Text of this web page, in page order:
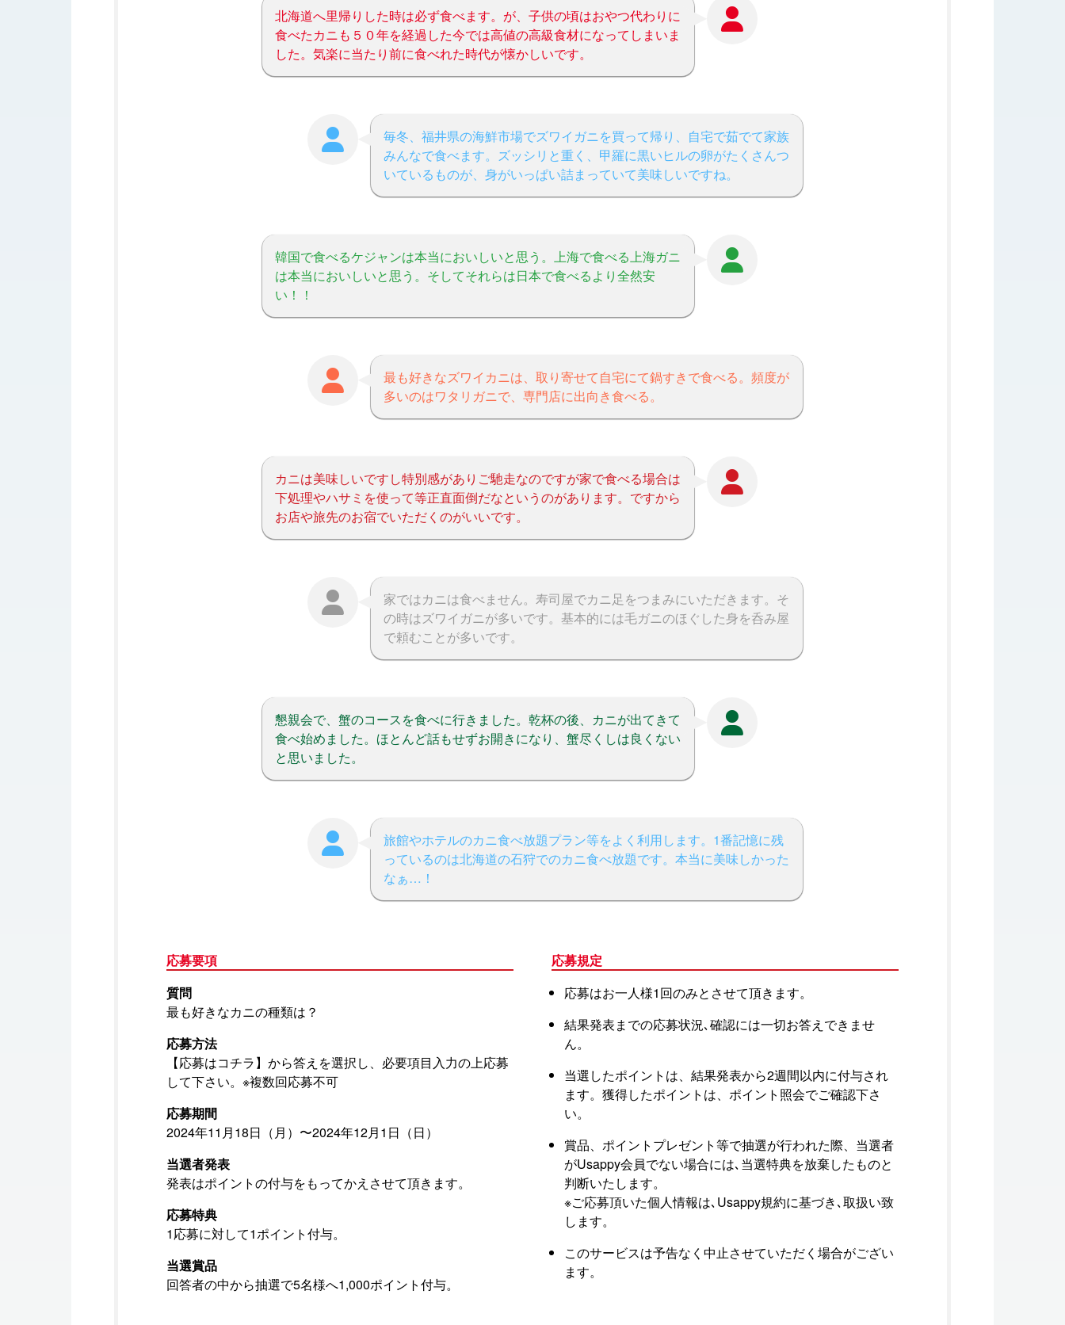
北海道へ里帰りした時は必ず食べます。が、子供の頃はおやつ代わりに
食べたカニも５０年を経過した今では高値の高級食材になってしまいま
した。気楽に当たり前に食べれた時代が懐かしいです。
毎冬、福井県の海鮮市場でズワイガニを買って帰り、自宅で茹でて家族
みんなで食べます。ズッシリと重く、甲羅に黒いヒルの卵がたくさんつ
いているものが、身がいっぱい詰まっていて美味しいですね。
韓国で食べるケジャンは本当においしいと思う。上海で食べる上海ガニ
は本当においしいと思う。そしてそれらは日本で食べるより全然安
い！！
最も好きなズワイカニは、取り寄せて自宅にて鍋すきで食べる。頻度が
多いのはワタリガニで、専門店に出向き食べる。
カニは美味しいですし特別感がありご馳走なのですが家で食べる場合は
下処理やハサミを使って等正直面倒だなというのがあります。ですから
お店や旅先のお宿でいただくのがいいです。
家ではカニは食べません。寿司屋でカニ足をつまみにいただきます。そ
の時はズワイガニが多いです。基本的には毛ガニのほぐした身を呑み屋
で頼むことが多いです。
懇親会で、蟹のコースを食べに行きました。乾杯の後、カニが出てきて
食べ始めました。ほとんど話もせずお開きになり、蟹尽くしは良くない
と思いました。
旅館やホテルのカニ食べ放題プラン等をよく利用します。1番記憶に残
っているのは北海道の石狩でのカニ食べ放題です。本当に美味しかった
なぁ…！
応募要項
質問
最も好きなカニの種類は？
応募方法
【応募はコチラ】から答えを選択し、必要項目入力の上応募
して下さい。※複数回応募不可
応募期間
2024年11月18日（月）〜2024年12月1日（日）
当選者発表
発表はポイントの付与をもってかえさせて頂きます。
応募特典
1応募に対して1ポイント付与。
当選賞品
回答者の中から抽選で5名様へ1,000ポイント付与。
応募規定
応募はお一人様1回のみとさせて頂きます。
結果発表までの応募状況､確認には一切お答えできませ
ん。
当選したポイントは、結果発表から2週間以内に付与され
ます。獲得したポイントは、ポイント照会でご確認下さ
い。
賞品、ポイントプレゼント等で抽選が行われた際、当選者
がUsappy会員でない場合には､当選特典を放棄したものと
判断いたします。
※ご応募頂いた個人情報は､Usappy規約に基づき､取扱い致
します。
このサービスは予告なく中止させていただく場合がござい
ます。